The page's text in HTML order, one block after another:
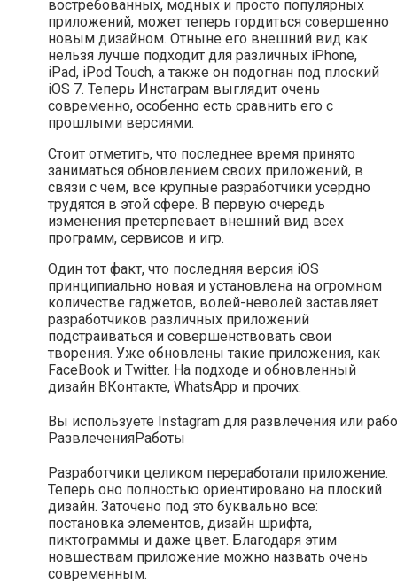
востребованных, модных и просто популярных
приложений, может теперь гордиться совершенно
новым дизайном. Отныне его внешний вид как
нельзя лучше подходит для различных iPhone,
iPad, iPod Touch, а также он подогнан под плоский
iOS 7. Теперь Инстаграм выглядит очень
современно, особенно есть сравнить его с
прошлыми версиями.
Стоит отметить, что последнее время принято
заниматься обновлением своих приложений, в
связи с чем, все крупные разработчики усердно
трудятся в этой сфере. В первую очередь
изменения претерпевает внешний вид всех
программ, сервисов и игр.
Один тот факт, что последняя версия iOS
принципиально новая и установлена на огромном
количестве гаджетов, волей-неволей заставляет
разработчиков различных приложений
подстраиваться и совершенствовать свои
творения. Уже обновлены такие приложения, как
FaceBook и Twitter. На подходе и обновленный
дизайн ВКонтакте, WhatsApp и прочих.
Вы используете Instagram для развлечения или
РазвлеченияРаботы
Разработчики целиком переработали приложение.
Теперь оно полностью ориентировано на плоский
дизайн. Заточено под это буквально все:
постановка элементов, дизайн шрифта,
пиктограммы и даже цвет. Благодаря этим
новшествам приложение можно назвать очень
современным.